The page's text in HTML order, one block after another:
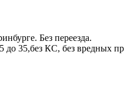
Без переезда.
до 35,без КС, без вредных пр